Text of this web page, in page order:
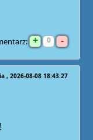
+ 0 -
2026-08-08 18:43:27